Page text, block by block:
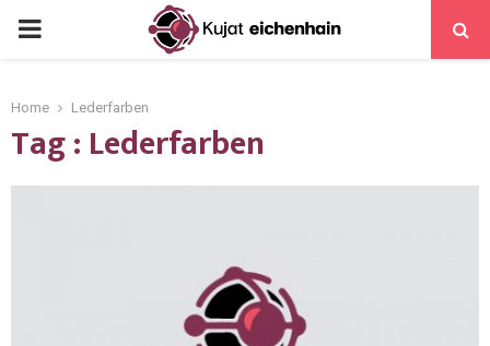
Home Lederfarben
Tag : Lederfarben